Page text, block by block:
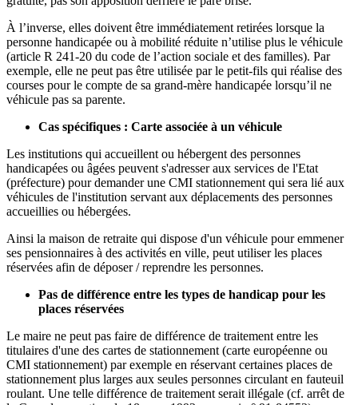
À l’inverse, elles doivent être immédiatement retirées lorsque la
personne handicapée ou à mobilité réduite n’utilise plus le véhicule
(article R 241-20 du code de l’action sociale et des familles). Par
exemple, elle ne peut pas être utilisée par le petit-fils qui réalise des
courses pour le compte de sa grand-mère handicapée lorsqu’il ne
véhicule pas sa parente.
Cas spécifiques : Carte associée à un véhicule
Les institutions qui accueillent ou hébergent des personnes
handicapées ou âgées peuvent s'adresser aux services de l'Etat
(préfecture) pour demander une CMI stationnement qui sera lié aux
véhicules de l'institution servant aux déplacements des personnes
accueillies ou hébergées.
Ainsi la maison de retraite qui dispose d'un véhicule pour emmener
ses pensionnaires à des activités en ville, peut utiliser les places
réservées afin de déposer / reprendre les personnes.
Pas de différence entre les types de handicap pour les
places réservées
Le maire ne peut pas faire de différence de traitement entre les
titulaires d'une des cartes de stationnement (carte européenne ou
CMI stationnement) par exemple en réservant certaines places de
stationnement plus larges aux seules personnes circulant en fauteuil
roulant. Une telle différence de traitement serait illégale (cf. arrêt de